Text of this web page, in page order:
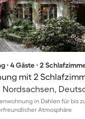
∙ 4 Gäste ∙ 2
Nordsachsen,
in Dahlen für bis
Atmosphäre